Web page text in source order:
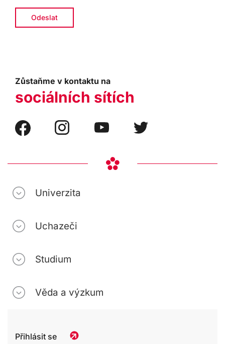
Zůstaňme v kontaktu na
sociálních sítích
Univerzita
Uchazeči
Studium
Věda a výzkum
Přihlásit se